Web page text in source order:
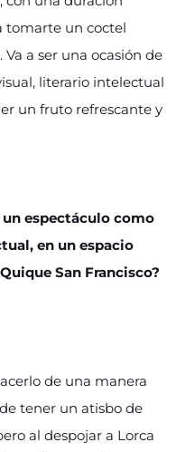
tomarte un coctel
a ser una ocasión de
literario intelectual
un fruto refrescante y
un espectáculo como
en un espacio
San Francisco?
de una manera
tener un atisbo de
al despojar a Lorca